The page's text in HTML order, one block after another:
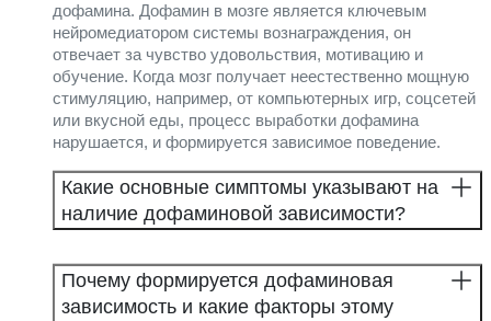
дофамина. Дофамин в мозге является ключевым
нейромедиатором системы вознаграждения, он
отвечает за чувство удовольствия, мотивацию и
обучение. Когда мозг получает неестественно мощную
стимуляцию, например, от компьютерных игр, соцсетей
или вкусной еды, процесс выработки дофамина
нарушается, и формируется зависимое поведение.
Какие основные симптомы указывают на
наличие дофаминовой зависимости?
Почему формируется дофаминовая
зависимость и какие факторы этому